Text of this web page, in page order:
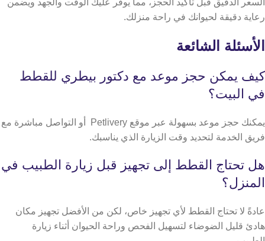
رعاية دقيقة لحيوانك في راحة منزلك.
الأسئلة الشائعة
كيف يمكن حجز موعد مع دكتور بيطري للقطط
في البيت؟
يمكنك حجز موعد بسهولة عبر موقع Petlivery أو التواصل مباشرة مع
فريق الخدمة لتحديد وقت الزيارة الذي يناسبك.
هل تحتاج القطط إلى تجهيز قبل زيارة الطبيب في
المنزل؟
عادةً لا تحتاج القطط لأي تجهيز خاص، لكن من الأفضل تجهيز مكان
هادئ قليل الضوضاء لتسهيل الفحص وراحة الحيوان أثناء زيارة